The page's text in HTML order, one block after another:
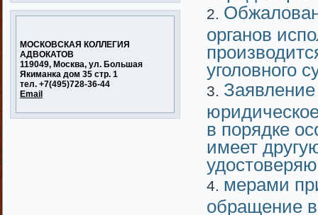
МОСКОВСКАЯ КОЛЛЕГИЯ
АДВОКАТОВ
119049, Москва, ул. Большая
Якиманка дом 35 стр. 1
тел. +7(495)728-36-44
Email
органов
уголовного
в порядке
имеет
мерами
обращение